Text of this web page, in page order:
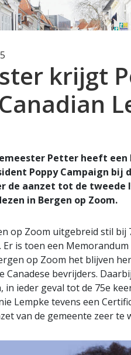
krijgt
Petter heeft
Poppy Campaign bij
de aanzet tot de tweede
in Bergen op Zoom.
op Zoom uitgebreid stil bij
Er is toen een
op Zoom het blijven
Canadese bevrijders.
ieder geval tot de 75e
Lempke tevens een
van de gemeente zeer te